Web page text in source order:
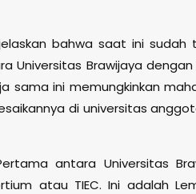
bahwa saat ini sudah
Universitas Brawijaya dengan
sama ini memungkinkan
di universitas
antara Universitas
atau TIEC. Ini adalah